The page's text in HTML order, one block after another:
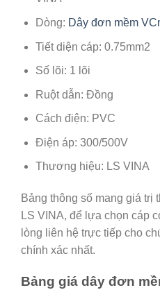
Dòng: Dây đơn mềm
Tiết diện cáp: 0.75mm2
Số lõi: 1 lõi
Ruột dẫn: Đồng
Cách điện: PVC
Điện áp: 300/500V
Thương hiệu: LS VINA
Bảng thông số mang giá trị
LS VINA, để lựa chọn cáp
lòng liên hệ trực tiếp cho
chính xác nhất.
Bảng giá dây đơn